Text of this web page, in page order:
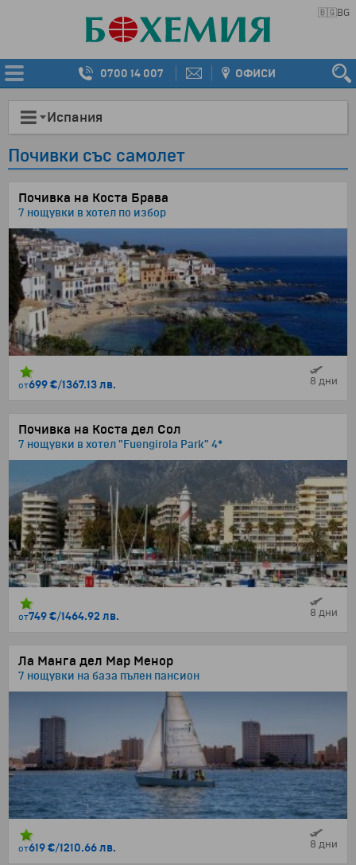
🇧🇬BG
0700 14 007 ОФИСИ
Испания
Почивки със самолет
Почивка на Коста Брава
7 нощувки в хотел по избор
от699 €/1367.13 лв. 8 дни
Почивка на Коста дел Сол
7 нощувки в хотел "Fuengirola Park" 4*
от749 €/1464.92 лв. 8 дни
Ла Манга дел Мар Менор
7 нощувки на база пълен пансион
от619 €/1210.66 лв. 8 дни